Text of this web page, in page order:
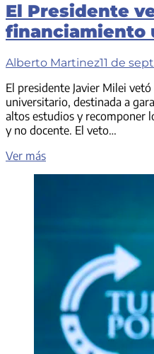
El Presidente
financiamiento
Alberto Martinez11 de
El presidente Javier Milei
universitario, destinada a
altos estudios y recomponer
y no docente. El veto…
Ver másEl
financiamiento
universitario